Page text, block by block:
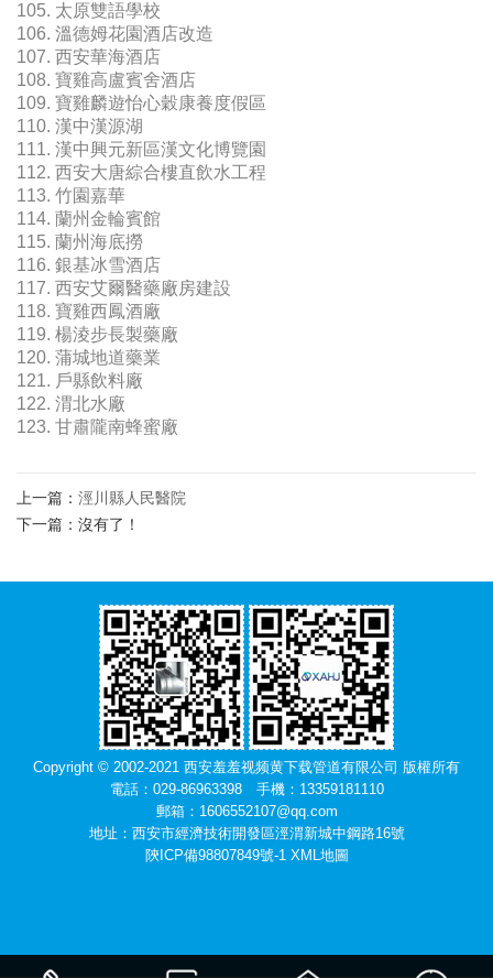
105. 太原雙語學校
106. 溫德姆花園酒店改造
107. 西安華海酒店
108. 寶雞高盧賓舍酒店
109. 寶雞麟遊怡心穀康養度假區
110. 漢中漢源湖
111. 漢中興元新區漢文化博覽園
112. 西安大唐綜合樓直飲水工程
113. 竹園嘉華
114. 蘭州金輪賓館
115. 蘭州海底撈
116. 銀基冰雪酒店
117. 西安艾爾醫藥廠房建設
118. 寶雞西鳳酒廠
119. 楊淩步長製藥廠
120. 蒲城地道藥業
121. 戶縣飲料廠
122. 渭北水廠
123. 甘肅隴南蜂蜜廠
上一篇： 涇川縣人民醫院
下一篇：沒有了！
Copyright © 2002-2021 西安羞羞视频黄下载管道有限公司 版權所有
電話：029-86963398 手機：13359181110
郵箱：1606552107@qq.com
地址：西安市經濟技術開發區涇渭新城中鋼路16號
陝ICP備98807849號-1 XML地圖